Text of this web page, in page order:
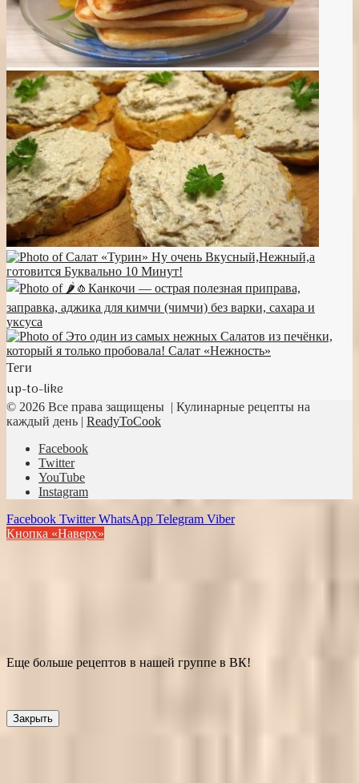
Теги
up-to-like
© 2026 Все права защищены | Кулинарные рецепты на
каждый день | ReadyToCook
Facebook
Twitter
YouTube
Instagram
Facebook Twitter WhatsApp Telegram Viber
Кнопка «Наверх»
Еще больше рецептов в нашей группе в ВК!
Закрыть